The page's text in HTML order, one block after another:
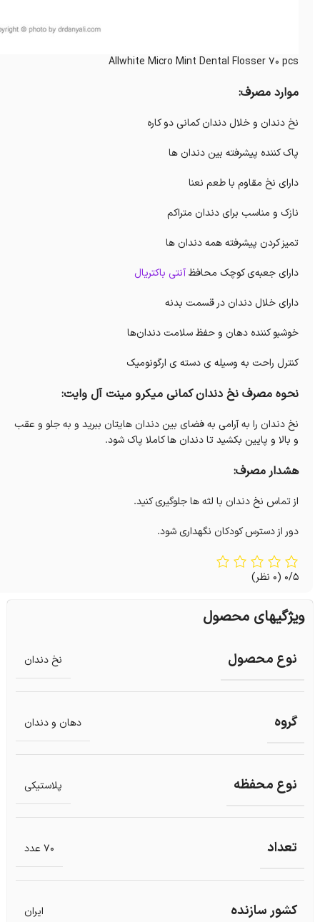
Allwhite Micro Mint Dental Flosser 70 pcs
موارد مصرف:
نخ دندان و خلال دندان کمانی دو کاره
پاک کننده پیشرفته بین دندان ها
دارای نخ مقاوم با طعم نعنا
نازک و مناسب برای دندان متراکم
تمیز کردن پیشرفته همه دندان ها
دارای جعبه‌ی کوچک محافظآنتی باکتریال
دارای خلال دندان در قسمت بدنه
خوشبو کننده دهان و حفظ سلامت دندان‌ها
کنترل راحت به وسیله ی دسته ی ارگونومیک
نحوه مصرف نخ دندان کمانی میکرو مینت آل وایت:
نخ دندان را به آرامی به فضای بین دندان هایتان ببرید و به جلو و عقب
و بالا و پایین بکشید تا دندان ها کاملا پاک شود.
هشدار مصرف:
از تماس نخ دندان با لثه ها جلوگیری کنید.
دور از دسترس کودکان نگهداری شود.
0/5 (0 نظر)
ویژگیهای محصول
نوع محصول نخ دندان
گروه دهان و دندان
نوع محفظه پلاستیکی
تعداد 70 عدد
کشور سازنده ایران